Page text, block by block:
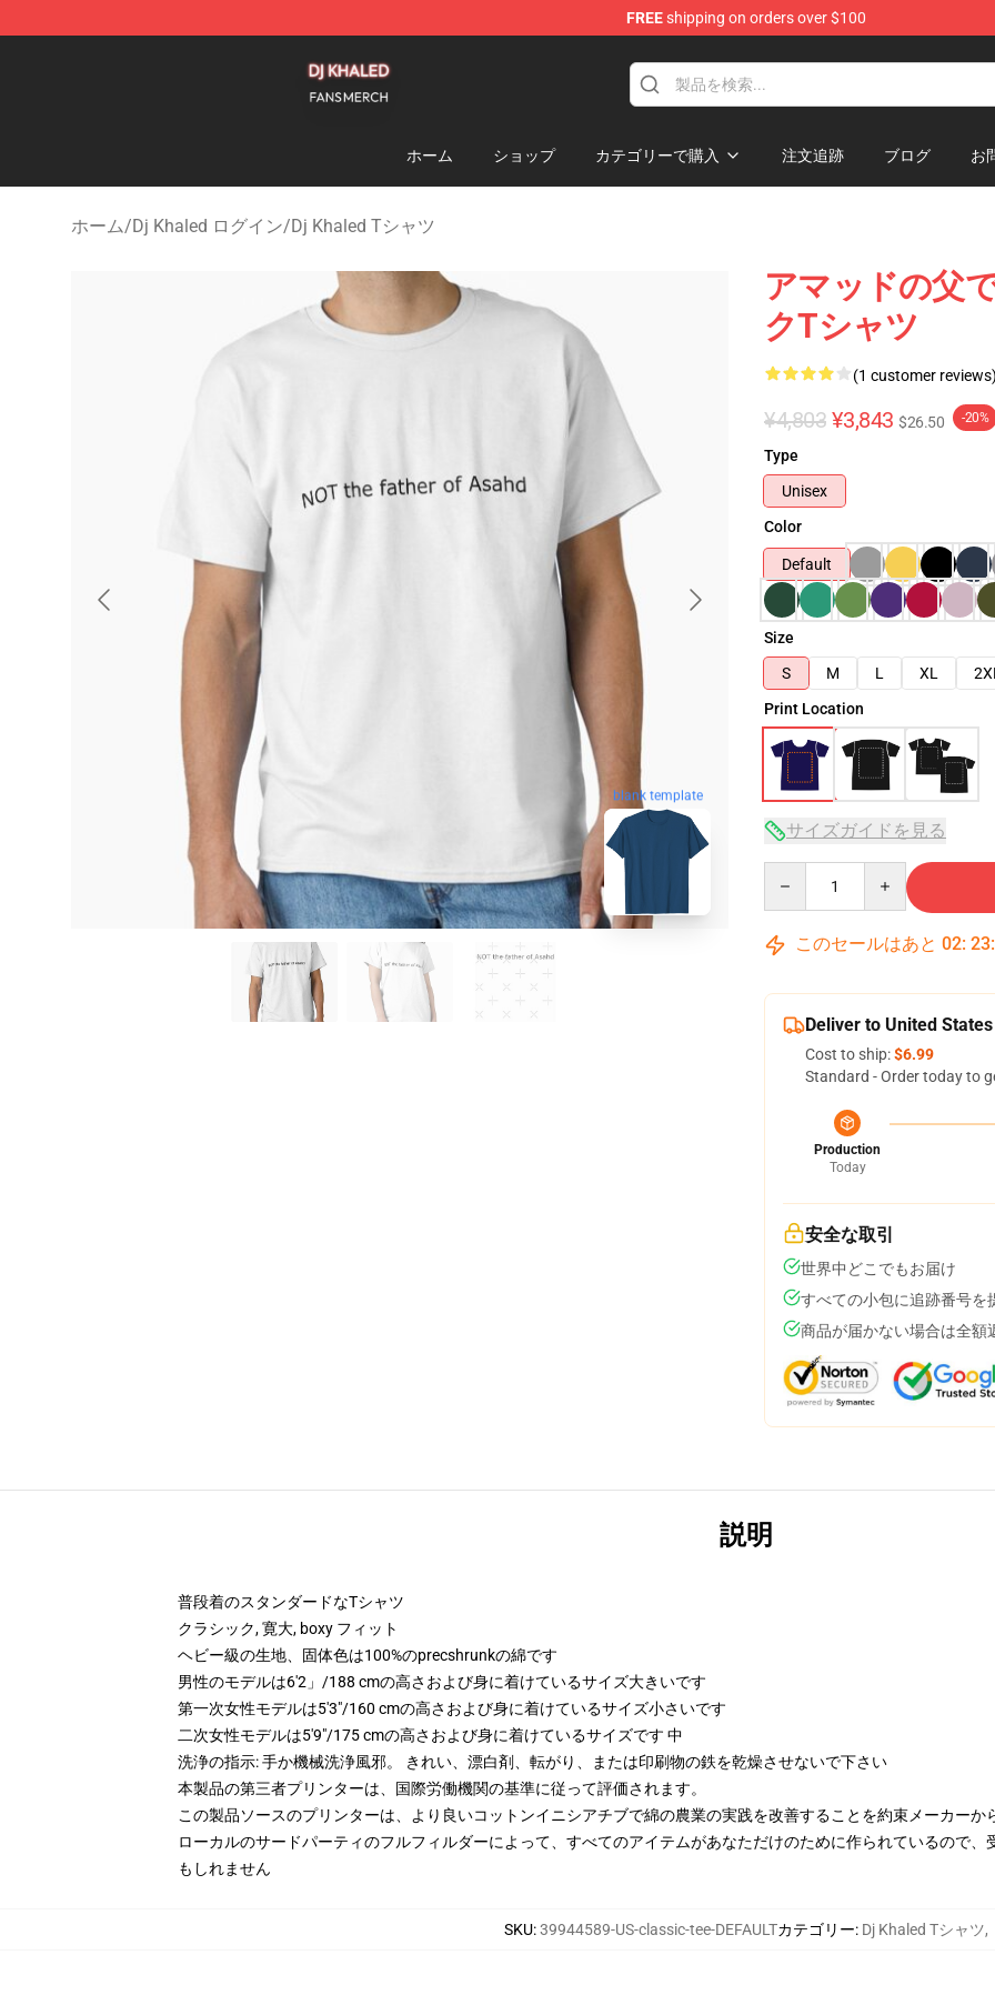
FREEshipping on orders over $100
ホーム ショップ カテゴリーで購入 注文追跡 ブログ お
ホーム/Dj Khaled ログイン/Dj Khaled Tシャツ
blank template
アマッドの父
クTシャツ
(1 customer reviews)
¥4,803 ¥3,843 $26.50 -20%
Type
Unisex
Color
Default
Size
S
M L XL 2XL
Print Location
サイズガイドを見る
このセールはあと 02: 23:
Deliver to United States
Cost to ship:$6.99
Standard - Order today to
Production
Today
安全な取引
世界中どこでもお届け
すべての小包に追跡番号を
商品が届かない場合は全額
説明
普段着のスタンダードなTシャツ
クラシック, 寛大, boxy フィット
ヘビー級の生地、固体色は100%のprecshrunkの綿です
男性のモデルは6'2」/188 cmの高さおよび身に着けているサイズ大きいです
第一次女性モデルは5'3"/160 cmの高さおよび身に着けているサイズ小さいです
二次女性モデルは5'9"/175 cmの高さおよび身に着けているサイズです 中
洗浄の指示: 手か機械洗浄風邪。 きれい、漂白剤、転がり、または印刷物の鉄を乾燥させないで下さい
本製品の第三者プリンターは、国際労働機関の基準に従って評価されます。
この製品ソースのプリンターは、より良いコットンイニシアチブで綿の農業の実践を改善することを約束メーカーか
ローカルのサードパーティのフルフィルダーによって、すべてのアイテムがあなただけのために作られているので
もしれません
SKU:39944589-US-classic-tee-DEFAULTカテゴリー: Dj Khaled Tシャツ,